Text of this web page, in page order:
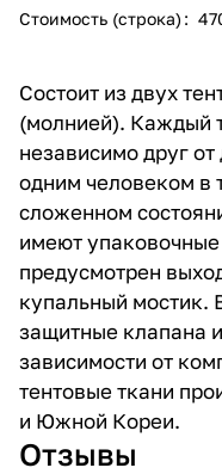
Стоимость (строка) :
Состоит из двух
(молнией). Каждый
независимо друг
одним человеком в
сложенном
имеют
предусмотрен
купальный мостик.
защитные клапана
зависимости от
тентовые ткани
и Южной Кореи.
Отзывы